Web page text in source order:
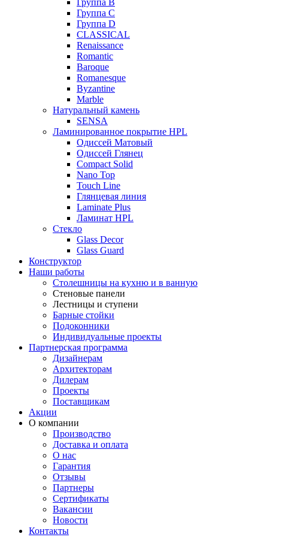
Группа B
Группа С
Группа D
CLASSICAL
Renaissance
Romantic
Baroque
Romanesque
Byzantine
Marble
Натуральный камень
SENSA
Ламинированное покрытие HPL
Одиссей Матовый
Одиссей Глянец
Compact Solid
Nano Top
Touch Line
Глянцевая линия
Laminate Plus
Ламинат HPL
Стекло
Glass Decor
Glass Guard
Конструктор
Наши работы
Столешницы на кухню и в ванную
Стеновые панели
Лестницы и ступени
Барные стойки
Подоконники
Индивидуальные проекты
Партнерская программа
Дизайнерам
Архитекторам
Дилерам
Проекты
Поставщикам
Акции
О компании
Производство
Доставка и оплата
О нас
Гарантия
Отзывы
Партнеры
Сертификаты
Вакансии
Новости
Контакты